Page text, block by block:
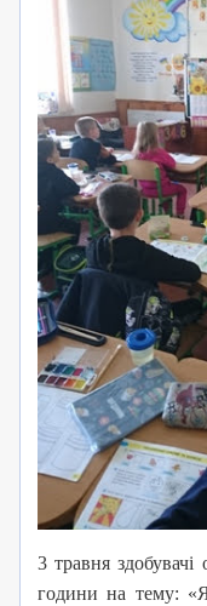
3 травня здобувачі
години на тему: